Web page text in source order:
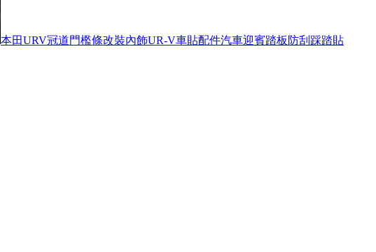
本田URV冠道門檻條改裝內飾UR-V車貼配件汽車迎賓踏板防刮踩踏貼